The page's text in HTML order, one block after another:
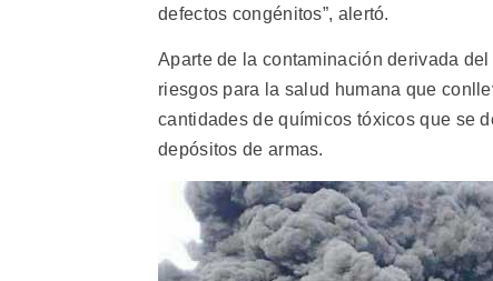
defectos congénitos”, alertó.
Aparte de la contaminación derivada
riesgos para la salud humana que
cantidades de químicos tóxicos que se
depósitos de armas.